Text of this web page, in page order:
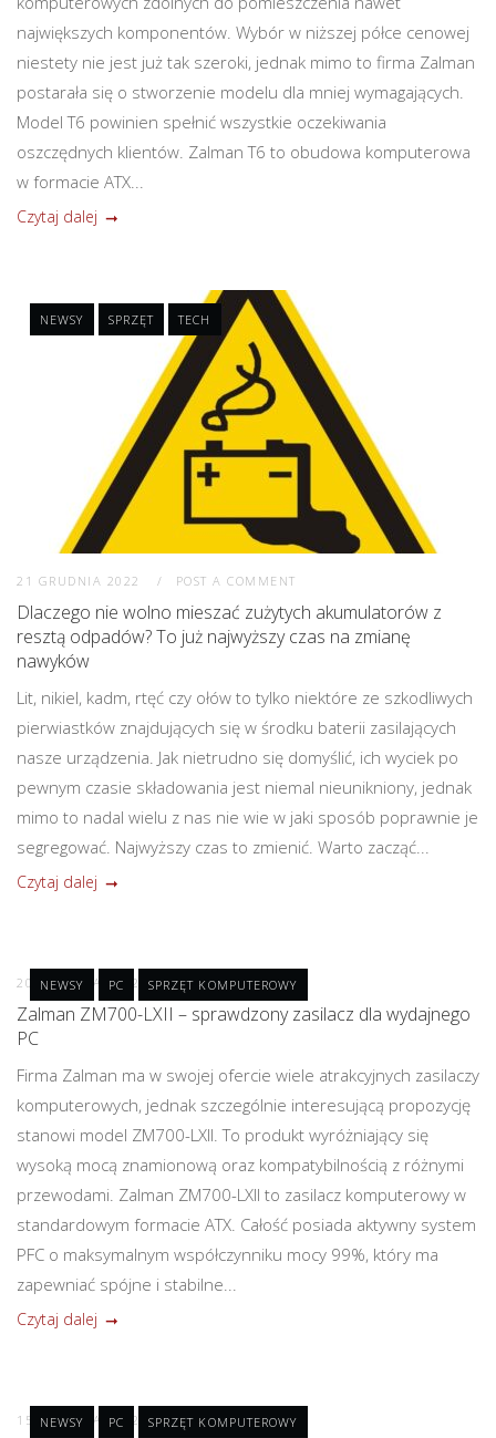
największych komponentów. Wybór w niższej półce cenowej
niestety nie jest już tak szeroki, jednak mimo to firma Zalman
postarała się o stworzenie modelu dla mniej wymagających.
Model T6 powinien spełnić wszystkie oczekiwania
oszczędnych klientów. Zalman T6 to obudowa komputerowa
w formacie ATX...
Czytaj dalej
NEWSY SPRZĘT TECH
21 GRUDNIA 2022 POST A COMMENT
Dlaczego nie wolno mieszać zużytych akumulatorów z
resztą odpadów? To już najwyższy czas na zmianę
nawyków
Lit, nikiel, kadm, rtęć czy ołów to tylko niektóre ze szkodliwych
pierwiastków znajdujących się w środku baterii zasilających
nasze urządzenia. Jak nietrudno się domyślić, ich wyciek po
pewnym czasie składowania jest niemal nieunikniony, jednak
mimo to nadal wielu z nas nie wie w jaki sposób poprawnie je
segregować. Najwyższy czas to zmienić. Warto zacząć...
Czytaj dalej
NEWSY PC SPRZĘT KOMPUTEROWY
20 GRUDNIA 2022 POST A COMMENT
Zalman ZM700-LXII – sprawdzony zasilacz dla wydajnego
PC
Firma Zalman ma w swojej ofercie wiele atrakcyjnych zasilaczy
komputerowych, jednak szczególnie interesującą propozycję
stanowi model ZM700-LXII. To produkt wyróżniający się
wysoką mocą znamionową oraz kompatybilnością z różnymi
przewodami. Zalman ZM700-LXII to zasilacz komputerowy w
standardowym formacie ATX. Całość posiada aktywny system
PFC o maksymalnym współczynniku mocy 99%, który ma
zapewniać spójne i stabilne...
Czytaj dalej
NEWSY PC SPRZĘT KOMPUTEROWY
15 GRUDNIA 2022 POST A COMMENT